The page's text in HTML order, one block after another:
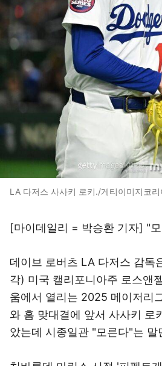
LA 다저스 사사키 로키./게티이미지코리
[마이데일리 = 박승환 기자] "
데이브 로버츠 LA 다저스 감독
각) 미국 캘리포니아주 로스앤
움에서 열리는 2025 메이저리
와 홈 맞대결에 앞서 사사키 로
았는데 시종일관 "모른다"는 말